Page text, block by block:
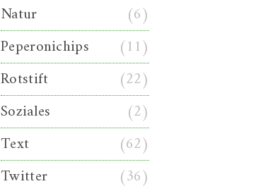
Natur
(6)
Peperonichips
(11)
Rotstift
(22)
Soziales
(2)
Text
(62)
Twitter
(36)